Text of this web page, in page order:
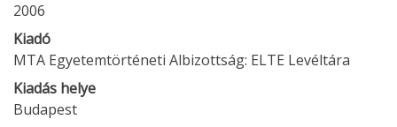
2006
Kiadó
MTA Egyetemtörténeti Albizottság: ELTE Levéltára
Kiadás helye
Budapest